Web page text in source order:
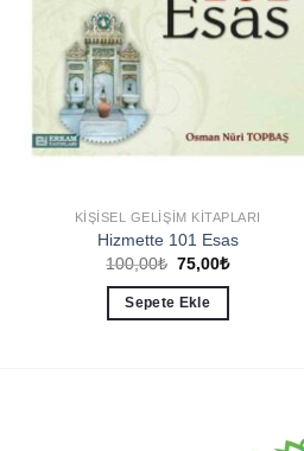
KIŞISEL GELIŞIM KITAPLARI
Hizmette 101 Esas
100,00₺ Orijinal
100,00₺.
75,00₺Şu
Sepete Ekle